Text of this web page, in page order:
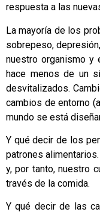
respuesta a las
La mayoría de los
sobrepeso,
nuestro organismo y
hace menos de un
desvitalizados.
cambios de entorno
mundo se está
Y qué decir de los
patrones
y, por tanto, nuestro
través de la comida.
Y qué decir de las